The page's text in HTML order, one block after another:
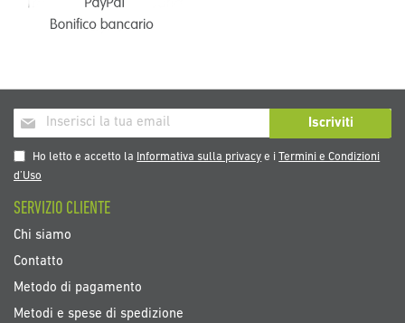
Iscriviti
alla
nostra
Newsletter:
Iscriviti
Ho letto e accetto la Informativa sulla privacy e iTermini e Condizioni
d’Uso
SERVIZIO CLIENTE
Chi siamo
Contatto
Metodo di pagamento
Metodi e spese di spedizione